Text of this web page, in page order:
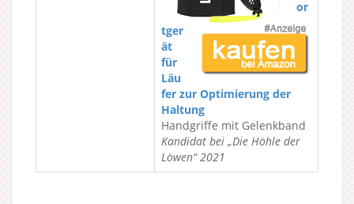
or
tger
ät
für
Läu
fer zur Optimierung der
Haltung
Handgriffe mit Gelenkband
Kandidat bei „Die Höhle der
Löwen“ 2021